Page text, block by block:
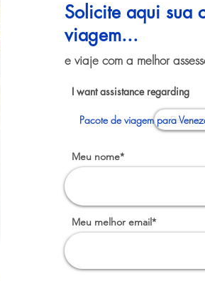
Solicite aqui sua
viagem...
e viaje com a melhor
I want assistance regarding
Pacote de viagem para
Meu nome*
Meu melhor email*